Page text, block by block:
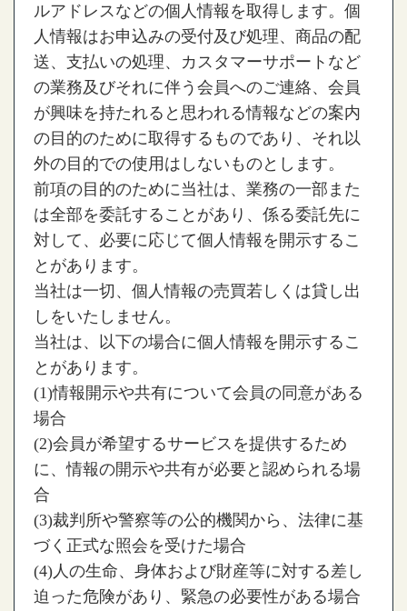
ルアドレスなどの個人情報を取得します。個
人情報はお申込みの受付及び処理、商品の配
送、支払いの処理、カスタマーサポートなど
の業務及びそれに伴う会員へのご連絡、会員
が興味を持たれると思われる情報などの案内
の目的のために取得するものであり、それ以
外の目的での使用はしないものとします。
前項の目的のために当社は、業務の一部また
は全部を委託することがあり、係る委託先に
対して、必要に応じて個人情報を開示するこ
とがあります。
当社は一切、個人情報の売買若しくは貸し出
しをいたしません。
当社は、以下の場合に個人情報を開示するこ
とがあります。
(1)情報開示や共有について会員の同意がある
場合
(2)会員が希望するサービスを提供するため
に、情報の開示や共有が必要と認められる場
合
(3)裁判所や警察等の公的機関から、法律に基
づく正式な照会を受けた場合
(4)人の生命、身体および財産等に対する差し
迫った危険があり、緊急の必要性がある場合